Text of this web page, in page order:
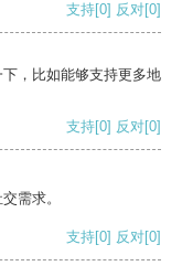
支持[0] 反对[0]
，比如能够支持更多地
支持[0] 反对[0]
需求。
支持[0] 反对[0]